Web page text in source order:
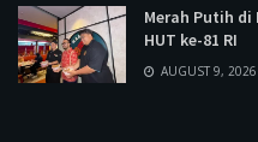
Merah Putih di
HUT ke-81 RI
AUGUST 9, 2026